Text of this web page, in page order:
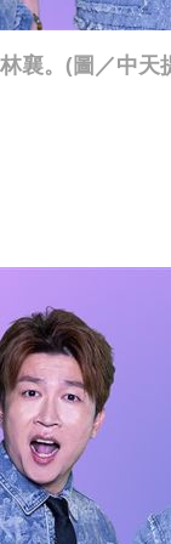
襄。(圖／中天